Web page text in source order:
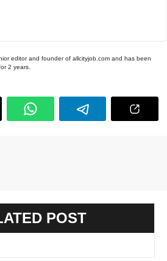
editor and founder of allcityjob.com and has been
2 years.
POST